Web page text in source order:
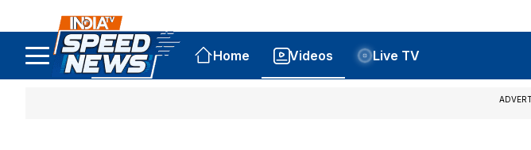
Home Videos Live TV